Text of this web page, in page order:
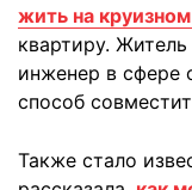
жить на
квартиру.
инженер в сфере
способ
Также стало